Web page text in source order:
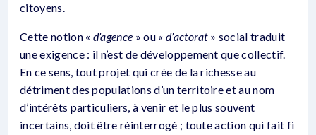
citoyens.
Cette notion « d’agence » ou « d’actorat» social traduit
une exigence : il n’est de développement que collectif.
En ce sens, tout projet qui crée de la richesse au
détriment des populations d’un territoire et au nom
d’intérêts particuliers, à venir et le plus souvent
incertains, doit être réinterrogé ; toute action qui fait fi